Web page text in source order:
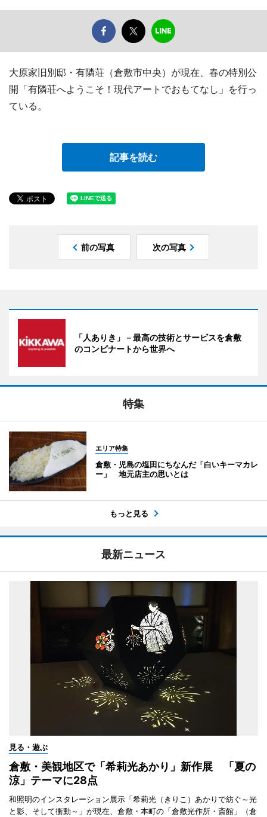
大原家旧別邸・有隣荘（倉敷市中央）が現在、春の特別公
開「有隣荘へようこそ！現代アートでおもてなし」を行っ
ている。
記事を読む
前の写真 次の写真
「人ありき」－最高の技術とサービスを倉敷
のコンビナートから世界へ
特集
エリア特集
倉敷・児島の塩田にちなんだ「白いキーマカレ
ー」 地元店主の思いとは
もっと見る
最新ニュース
見る・遊ぶ
倉敷・美観地区で「希莉光あかり」新作展 「夏の
涼」テーマに28点
和照明のインスタレーション展示「希莉光（きりこ）あかりで紡ぐ～光
と影、そして衝動～」が現在、倉敷・本町の「倉敷光作所・斎館」（倉